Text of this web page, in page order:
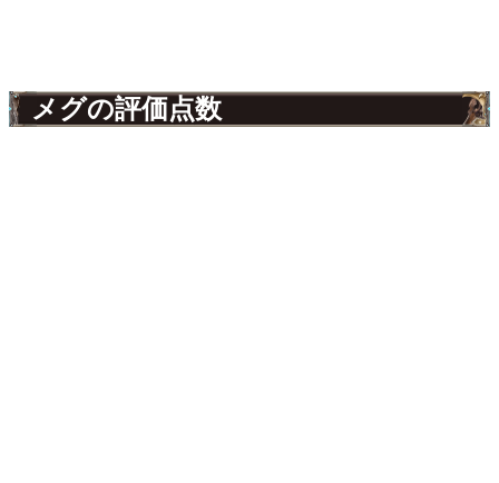
メグの評価点数